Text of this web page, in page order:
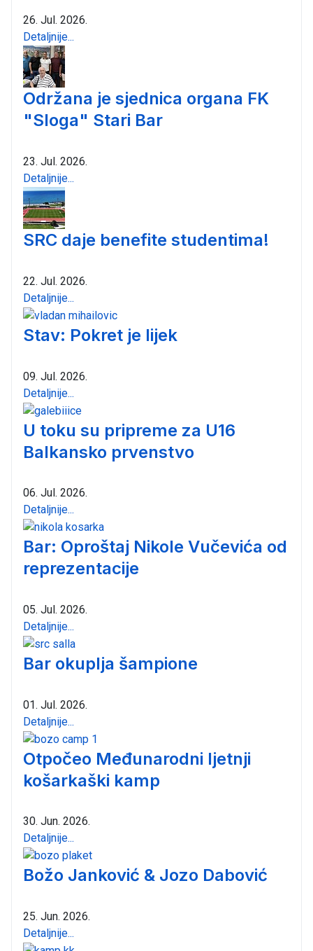
26. Jul. 2026.
Detaljnije...
Održana je sjednica organa FK
"Sloga" Stari Bar
23. Jul. 2026.
Detaljnije...
SRC daje benefite studentima!
22. Jul. 2026.
Detaljnije...
Stav: Pokret je lijek
09. Jul. 2026.
Detaljnije...
U toku su pripreme za U16
Balkansko prvenstvo
06. Jul. 2026.
Detaljnije...
Bar: Oproštaj Nikole Vučevića od
reprezentacije
05. Jul. 2026.
Detaljnije...
Bar okuplja šampione
01. Jul. 2026.
Detaljnije...
Otpočeo Međunarodni ljetnji
košarkaški kamp
30. Jun. 2026.
Detaljnije...
Božo Janković & Jozo Dabović
25. Jun. 2026.
Detaljnije...